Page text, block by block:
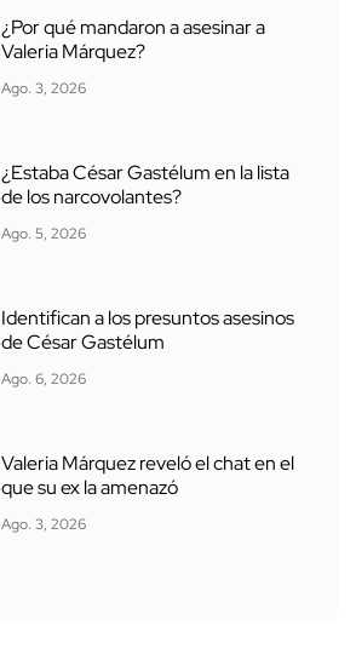
¿Por qué mandaron a asesinar a
Valeria Márquez?
Ago. 3, 2026
¿Estaba César Gastélum en la lista
de los narcovolantes?
Ago. 5, 2026
Identifican a los presuntos asesinos
de César Gastélum
Ago. 6, 2026
Valeria Márquez reveló el chat en el
que su ex la amenazó
Ago. 3, 2026